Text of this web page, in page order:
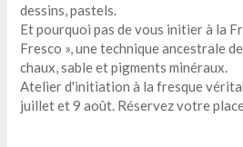
dessins, pastels.
Et pourquoi pas de vous initier à la
Fresco », une technique ancestrale
chaux, sable et pigments minéraux.
Atelier d'initiation à la fresque
juillet et 9 août. Réservez votre